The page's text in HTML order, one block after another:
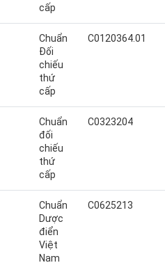
cấp
Chuẩn
Đối
chiếu
thứ
cấp
C0120364.01
Chuẩn
đối
chiếu
thứ
cấp
C0323204
Chuẩn
Dược
điển
Việt
Nam
C0625213